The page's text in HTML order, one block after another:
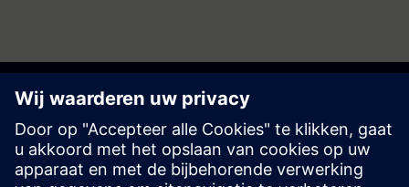
Begin uw reis